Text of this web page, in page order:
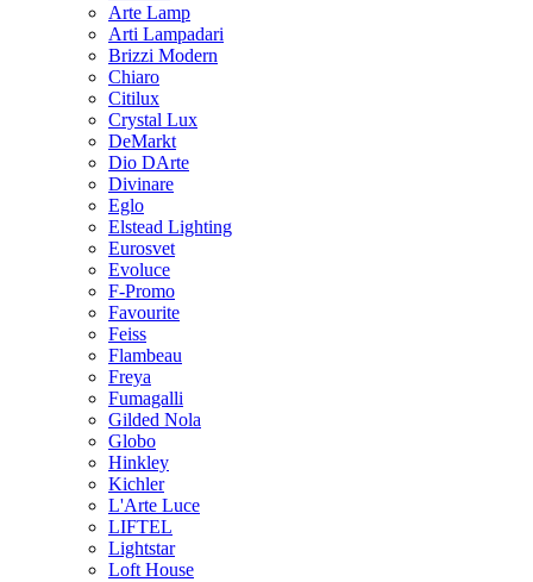
Arte Lamp
Arti Lampadari
Brizzi Modern
Chiaro
Citilux
Crystal Lux
DeMarkt
Dio DArte
Divinare
Eglo
Elstead Lighting
Eurosvet
Evoluce
F-Promo
Favourite
Feiss
Flambeau
Freya
Fumagalli
Gilded Nola
Globo
Hinkley
Kichler
L'Arte Luce
LIFTEL
Lightstar
Loft House